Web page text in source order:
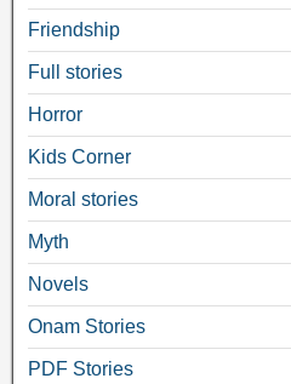
Friendship
Full stories
Horror
Kids Corner
Moral stories
Myth
Novels
Onam Stories
PDF Stories